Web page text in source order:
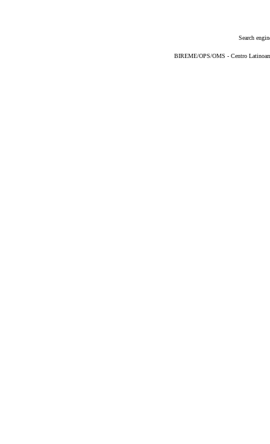
Search
BIREME/OPS/OMS - Centro